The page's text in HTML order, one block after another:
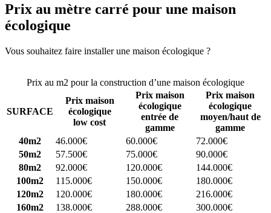
Prix au mètre carré pour une maison
écologique
Vous souhaitez faire installer une maison écologique ?
Prix au m2 pour la construction d’une maison écologique
SURFACE
Prix maison
écologique
low cost
Prix maison
écologique
entrée de
gamme
Prix maison
écologique
moyen/haut de
gamme
40m2
46.000€ 60.000€
72.000€
50m2
57.500€ 75.000€
90.000€
80m2
92.000€ 120.000€
144.000€
100m2
115.000€ 150.000€
180.000€
120m2
120.000€ 180.000€
216.000€
160m2
138.000€ 288.000€
300.000€